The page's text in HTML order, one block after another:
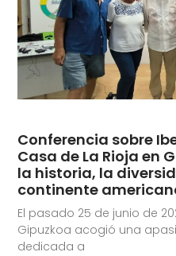
Conferencia sobre
Casa de La Rioja en
la historia, la
continente
El pasado 25 de junio de
Gipuzkoa acogió una
dedicada a